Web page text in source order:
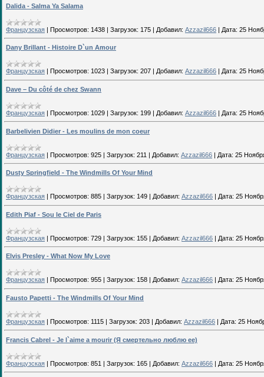
Dalida - Salma Ya Salama
Французская | Просмотров: 1438 | Загрузок: 175 | Добавил: Azzazil666 | Дата: 25
Dany Brillant - Histoire D`un Amour
Французская Просмотров: 1023 Загрузок: 207 Добавил: Azzazil666 Дата: 25
Dave – Du côté de chez Swann
Французская | Просмотров: 1029 | Загрузок: 199 | Добавил: Azzazil666 | Дата: 25
Barbelivien Didier - Les moulins de mon coeur
Французская | Просмотров: 925 | Загрузок: 211 | Добавил: Azzazil666 | Дата: 25
Dusty Springfield - The Windmills Of Your Mind
Французская | Просмотров: 885 | Загрузок: 149 | Добавил: Azzazil666 | Дата: 25
Edith Piaf - Sou le Ciel de Paris
Французская | Просмотров: 729 | Загрузок: 155 | Добавил: Azzazil666 | Дата: 25
Elvis Presley - What Now My Love
Французская Просмотров: 955 Загрузок: 158 Добавил: Azzazil666 Дата: 25
Fausto Papetti - The Windmills Of Your Mind
Французская | Просмотров: 1115 | Загрузок: 203 | Добавил: Azzazil666 | Дата: 25
Francis Cabrel - Je l`aime а mourir (Я смертельно люблю ее)
Французская | Просмотров: 851 | Загрузок: 165 | Добавил: Azzazil666 | Дата: 25